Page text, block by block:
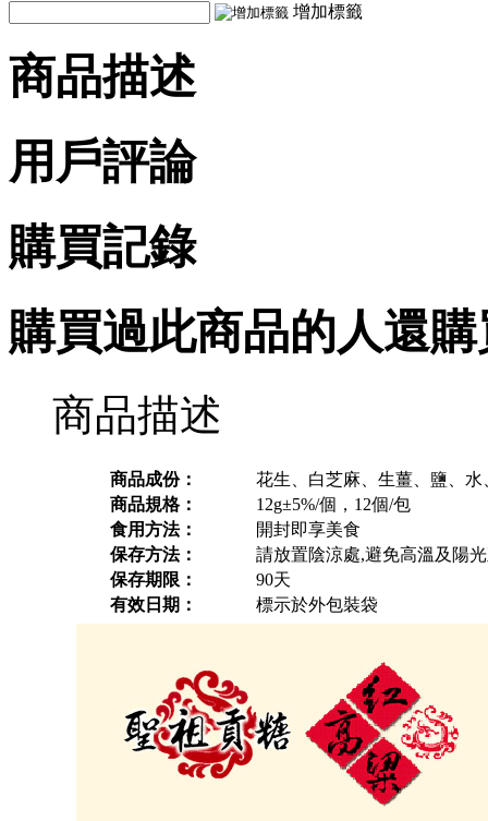
增加標籤
商品描述
用戶評論
購買記錄
購買過此商品的人還
商品描述
商品成份：
花生、白芝麻、生薑、鹽、水
商品規格：
12g±5%/個，12個/包
食用方法：
開封即享美食
保存方法：
請放置陰涼處,避免高溫及陽
保存期限：
90天
有效日期：
標示於外包裝袋